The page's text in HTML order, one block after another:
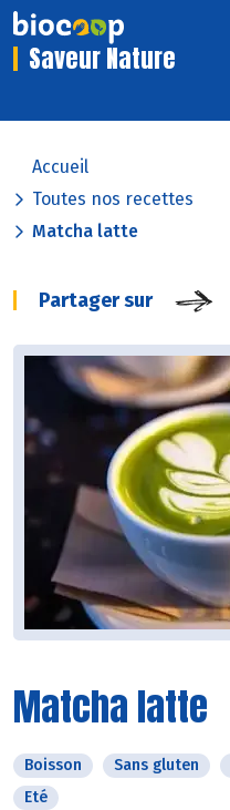
Saveur Nature
Accueil
Toutes nos recettes
Matcha latte
Partager sur
Matcha latte
Boisson Sans gluten
Eté